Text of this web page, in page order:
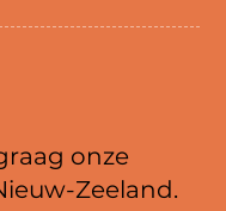
onze
Zeeland.